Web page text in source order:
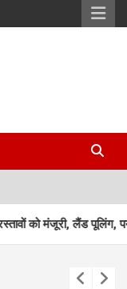
पर्यटन, होटल,